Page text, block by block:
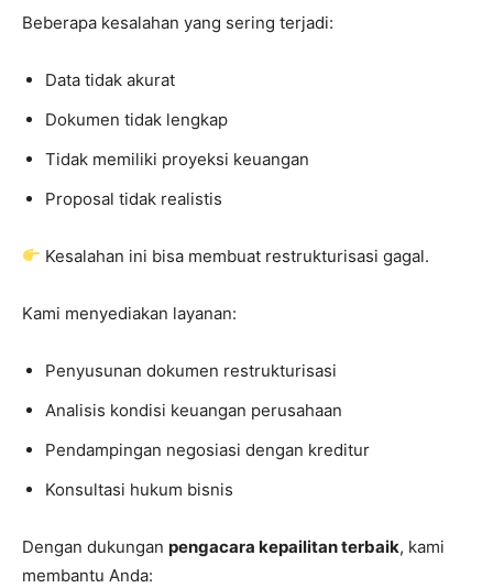
Beberapa kesalahan yang sering terjadi:
Data tidak akurat
Dokumen tidak lengkap
Tidak memiliki proyeksi keuangan
Proposal tidak realistis
Kesalahan ini bisa membuat restrukturisasi gagal.
Kami menyediakan layanan:
Penyusunan dokumen restrukturisasi
Analisis kondisi keuangan perusahaan
Pendampingan negosiasi dengan kreditur
Konsultasi hukum bisnis
Dengan dukungan pengacara kepailitan terbaik, kami
membantu Anda: